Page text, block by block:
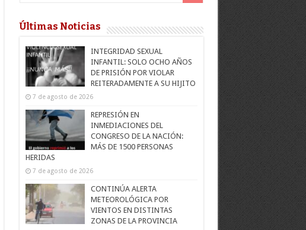
Últimas Noticias
INTEGRIDAD SEXUAL
INFANTIL: SOLO OCHO AÑOS
DE PRISIÓN POR VIOLAR
REITERADAMENTE A SU HIJITO
7 de agosto de 2026
REPRESIÓN EN
INMEDIACIONES DEL
CONGRESO DE LA NACIÓN:
MÁS DE 1500 PERSONAS
HERIDAS
7 de agosto de 2026
CONTINÚA ALERTA
METEOROLÓGICA POR
VIENTOS EN DISTINTAS
ZONAS DE LA PROVINCIA